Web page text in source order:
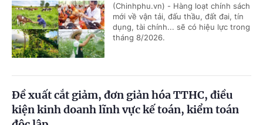
(Chinhphu.vn) - Hàng loạt chính sách
mới về vận tải, đấu thầu, đất đai, tín
dụng, tài chính... sẽ có hiệu lực trong
tháng 8/2026.
Đề xuất cắt giảm, đơn giản hóa TTHC, điều
kiện kinh doanh lĩnh vực kế toán, kiểm toán